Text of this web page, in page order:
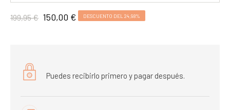
199,95 € 150,00 € DESCUENTO DEL 24,98%
Puedes recibirlo primero y pagar después.